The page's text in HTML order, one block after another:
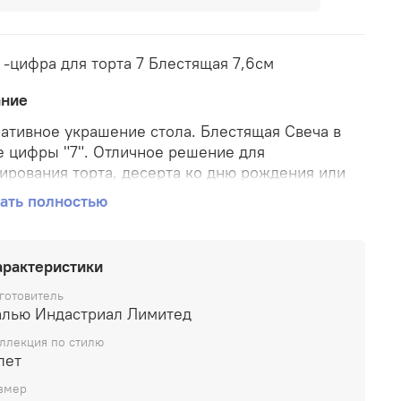
цифра для торта 7 Блестящая 7,6см
украшение стола. Блестящая Свеча в
цифры "7". Отличное решение для
торта, десерта ко дню рождения или
Стеарин, оригинальный дизайн. Высота
цифры 7,6см.
полностью
Индастриал Лимитед
по стилю